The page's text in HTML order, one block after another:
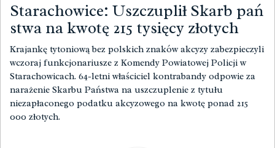
Starachowice: Uszczuplił Skarb pań
stwa na kwotę 215 tysięcy złotych
Krajankę tytoniową bez polskich znaków akcyzy zabezpieczyli
wczoraj funkcjonariusze z Komendy Powiatowej Policji w
Starachowicach. 64-letni właściciel kontrabandy odpowie za
narażenie Skarbu Państwa na uszczuplenie z tytułu
niezapłaconego podatku akcyzowego na kwotę ponad 215
000 złotych.